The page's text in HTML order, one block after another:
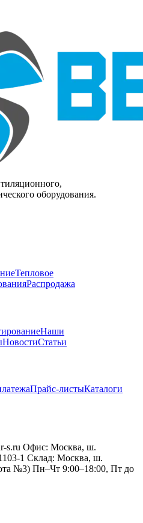
оборудования.
Тепловое
Распродажа
Наши
НовостиСтатьи
Прайс-листыКаталоги
s.ru Офис: Москва, ш.
1 Склад: Москва, ш.
№3) Пн–Чт 9:00–18:00, Пт до